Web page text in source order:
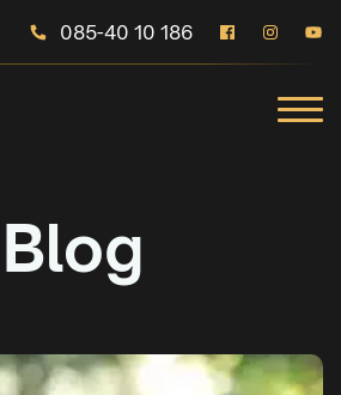
085-40 10 186
Blog